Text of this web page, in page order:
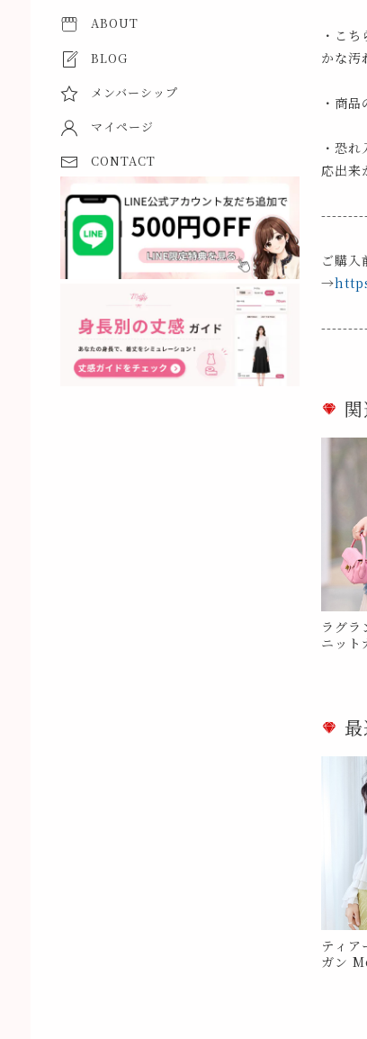
ABOUT
BLOG
メンバーシップ
マイページ
CONTACT
・こ
かな汚
・商
・恐
応出来
ご購入
→
ラグラ
ニット
ティア
ガン